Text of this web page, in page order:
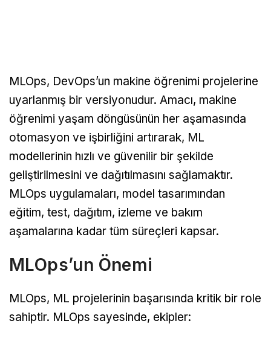
MLOps, DevOps’un makine öğrenimi projelerine
uyarlanmış bir versiyonudur. Amacı, makine
öğrenimi yaşam döngüsünün her aşamasında
otomasyon ve işbirliğini artırarak, ML
modellerinin hızlı ve güvenilir bir şekilde
geliştirilmesini ve dağıtılmasını sağlamaktır.
MLOps uygulamaları, model tasarımından
eğitim, test, dağıtım, izleme ve bakım
aşamalarına kadar tüm süreçleri kapsar.
MLOps’un Önemi
MLOps, ML projelerinin başarısında kritik bir role
sahiptir. MLOps sayesinde, ekipler: